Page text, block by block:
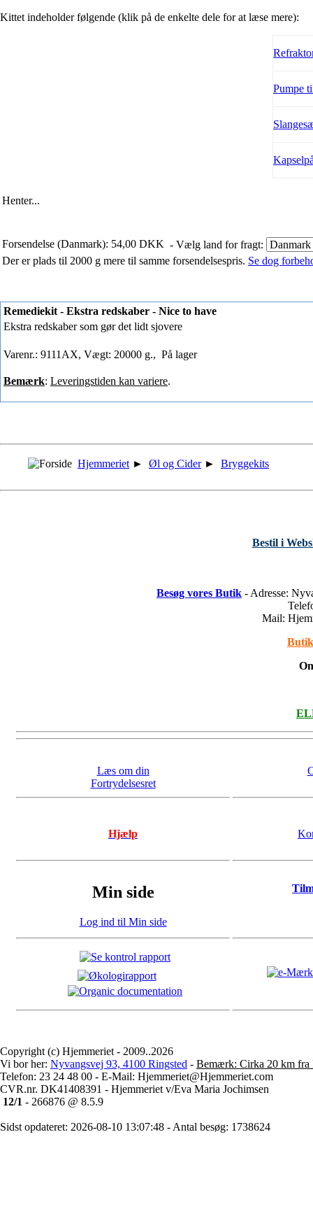
Kittet indeholder følgende (klik på de enkelte dele for at læse mere):
Pumpe
Henter...
Forsendelse (Danmark): 54,00 DKK - Vælg land for fragt:
Der er plads til 2000 g mere til samme forsendelsespris. Se dog
Remediekit - Ekstra redskaber - Nice to have
Ekstra redskaber som gør det lidt sjovere
Varenr.: 9111AX, Vægt: 20000 g., På lager
Bemærk: Leveringstiden kan variere.
Hjemmeriet ► Øl og Cider ► Bryggekits
Bestil i
Besøg vores Butik - Adresse:
Mail:
Læs om din
Fortrydelsesret
Hjælp
Min side
Log ind til Min side
Copyright (c) Hjemmeriet - 2009..2026
Vi bor her: Nyvangsvej 93, 4100 Ringsted - Bemærk: Cirka 20 km fra
Telefon: 23 24 48 00 - E-Mail: Hjemmeriet@Hjemmeriet.com
CVR.nr. DK41408391 - Hjemmeriet v/Eva Maria Jochimsen
12/1 - 266876 @ 8.5.9
Sidst opdateret: 2026-08-10 13:07:48 - Antal besøg: 1738624